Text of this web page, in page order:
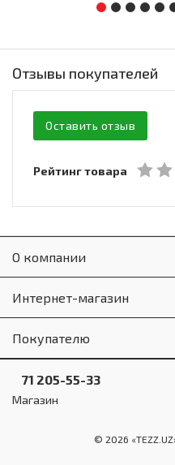
Отзывы покупателей
Оставить отзыв
Рейтинг товара
О компании
Интернет-магазин
Покупателю
71 205-55-33
Магазин
© 2026